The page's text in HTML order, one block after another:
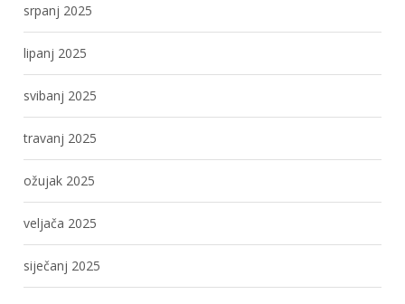
srpanj 2025
lipanj 2025
svibanj 2025
travanj 2025
ožujak 2025
veljača 2025
siječanj 2025